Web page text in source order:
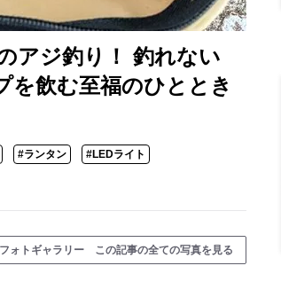
アジ釣り！ 釣れない
飲む至福のひととき
#ランタン #LEDライト
フォトギャラリー この記事の全ての写真を見る